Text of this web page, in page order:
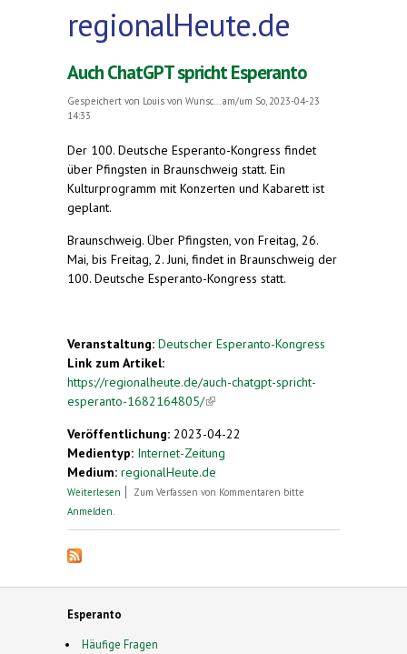
regionalHeute.de
Auch ChatGPT spricht Esperanto
Gespeichert von Louis von Wunsc...
am/um So, 2023-04-23
14:33
Der 100. Deutsche Esperanto-Kongress findet
über Pfingsten in Braunschweig statt. Ein
Kulturprogramm mit Konzerten und Kabarett ist
geplant.
Braunschweig. Über Pfingsten, von Freitag, 26.
Mai, bis Freitag, 2. Juni, findet in Braunschweig der
100. Deutsche Esperanto-Kongress statt.
Veranstaltung: Deutscher Esperanto-Kongress
Link zum Artikel:
https://regionalheute.de/auch-chatgpt-spricht-
esperanto-1682164805/(link is external)
Veröffentlichung: 2023-04-22
Medientyp: Internet-Zeitung
Medium: regionalHeute.de
Weiterlesen über Auch ChatGPT spricht Esperanto
Zum Verfassen von Kommentaren bitte
Anmelden
Esperanto
Häufige Fragen